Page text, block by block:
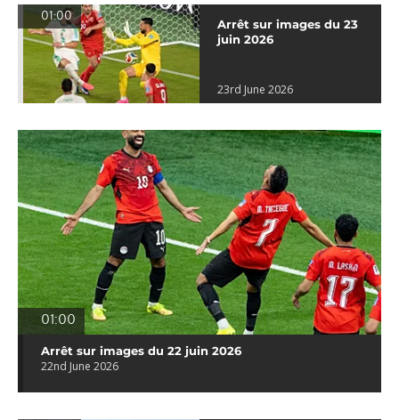
01:00
Arrêt sur images du 23
juin 2026
23rd June 2026
01:00
Arrêt sur images du 22 juin 2026
22nd June 2026